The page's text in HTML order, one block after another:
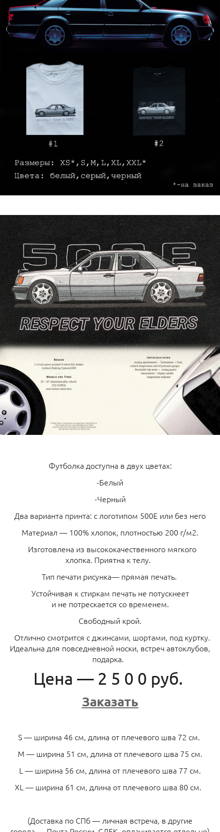
Футболка доступна в двух цветах:
-Белый
-Черный
Два варианта принта: с логотипом 500Е или без него
Материал — 100% хлопок, плотностью 200 г/м2.
Изготовлена из высококачественного мягкого
хлопка. Приятна к телу.
Тип печати рисунка— прямая печать.
Устойчивая к стиркам печать не потускнеет
и не потрескается со временем.
Свободный крой.
Отлично смотрится с джинсами, шортами, под куртку.
Идеальна для повседневной носки, встреч автоклубов,
подарка.
Цена — 2 5 0 0 руб.
Заказать
S — ширина 46 см, длина от плечевого шва 72 см.
M — ширина 51 см, длина от плечевого шва 75 см.
L — ширина 56 см, длина от плечевого шва 77 см.
XL — ширина 61 см, длина от плечевого шва 80 см.
(Доставка по СПб — личная встреча, в другие